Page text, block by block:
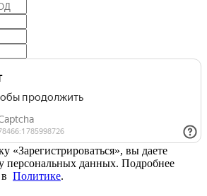
«Зарегистрироваться», вы даете
персональных данных. Подробнее
Политике.